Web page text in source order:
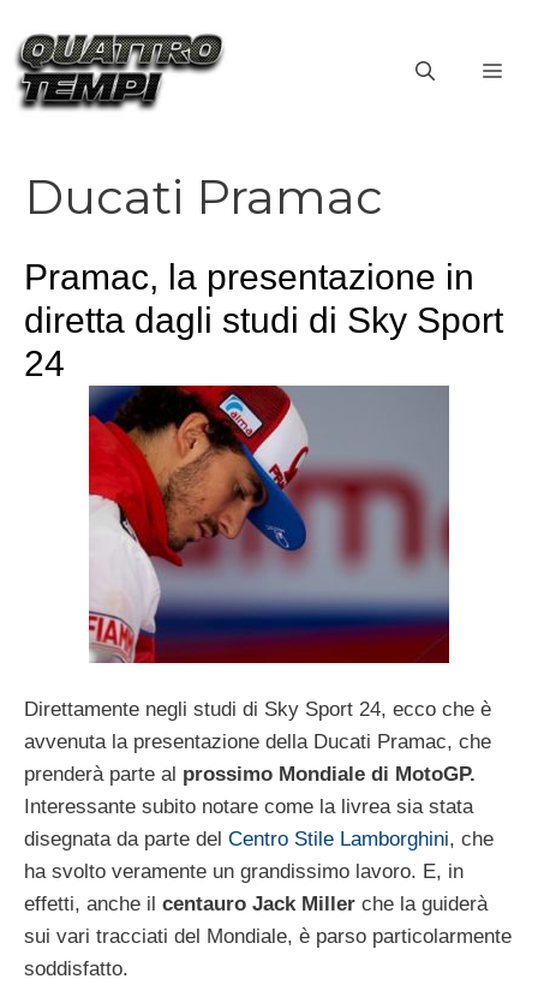
contenuto
Ducati Pramac
Pramac, la presentazione in
diretta dagli studi di Sky Sport
24
Direttamente negli studi di Sky Sport 24, ecco che è
avvenuta la presentazione della Ducati Pramac, che
prenderà parte al prossimo Mondiale di MotoGP.
Interessante subito notare come la livrea sia stata
disegnata da parte del Centro Stile Lamborghini, che
ha svolto veramente un grandissimo lavoro. E, in
effetti, anche il centauro Jack Miller che la guiderà
sui vari tracciati del Mondiale, è parso particolarmente
soddisfatto.